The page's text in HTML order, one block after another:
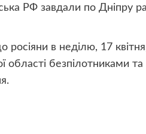
РФ завдали по Дніпру
росіяни в неділю, 17
області безпілотниками